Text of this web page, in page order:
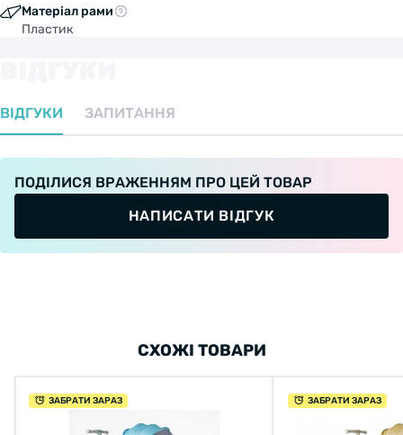
Матеріал рами
Пластик
ВІДГУКИ ЗАПИТАННЯ
ПОДІЛИСЯ ВРАЖЕННЯМ ПРО ЦЕЙ ТОВАР
НАПИСАТИ ВІДГУК
СХОЖІ ТОВАРИ
ЗАБРАТИ ЗАРАЗ ЗАБРАТИ ЗАРАЗ